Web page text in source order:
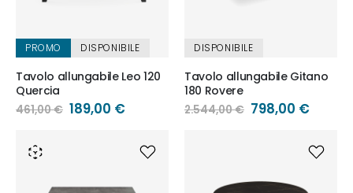
PROMO DISPONIBILE
Tavolo allungabile Leo 120
Quercia
461,00 € Prezzo
speciale
189,00 €
DISPONIBILE
Tavolo allungabile Gitano
180 Rovere
2.544,00 € Prezzo
speciale
798,00 €